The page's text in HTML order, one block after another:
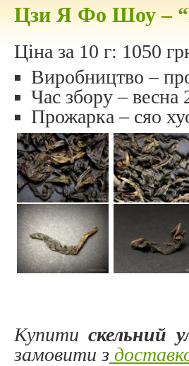
Цзи Я Фо Шоу –
Ціна за 10 г: 1050
Виробництво –
Час збору – весна
Прожарка – сяо
Купитискельний
замовити з